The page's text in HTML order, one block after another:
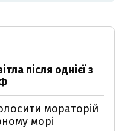
після однієї з
мораторій
морі